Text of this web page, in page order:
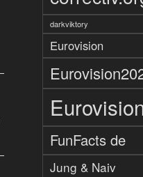
darkviktory
Eurovision
FunFacts de
Jung & Naiv